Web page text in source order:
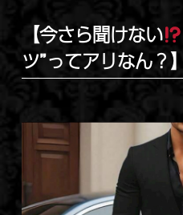
【今さら聞けない
ツ”ってアリなん？】